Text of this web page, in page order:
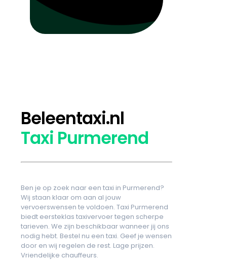
Beleentaxi.nl
Taxi Purmerend
Ben je op zoek naar een taxi in Purmerend?
Wij staan klaar om aan al jouw
vervoerswensen te voldoen. Taxi Purmerend
biedt eersteklas taxivervoer tegen scherpe
tarieven. We zijn beschikbaar wanneer jij ons
nodig hebt. Bestel nu een taxi. Geef je wensen
door en wij regelen de rest. Lage prijzen.
Vriendelijke chauffeurs.